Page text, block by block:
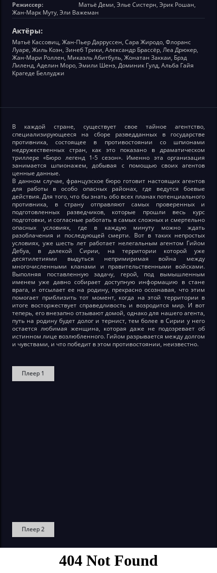
Режиссер:
Матьё Деми, Элье Систерн, Эрик Рошан,
Жан-Марк Муту, Эли Важеман
Актёры:
Матьё Кассовиц, Жан-Пьер Дарруссен, Сара Жиродо, Флоранс
Луаре, Жиль Коэн, Зинеб Трики, Александр Брассёр, Леа Дрюкер,
Жан-Мари Роллен, Микаэль Абитбуль, Жонатан Заккаи, Брэд
Лиленд, Аделин Моро, Эмили Шенэ, Доминик Гулд, Альба Гайя
Крагеде Беллуджи
В каждой стране, существует свое тайное агентство,
специализирующееся на сборе разведданных в государстве
противника, состоящее в противостоянии со шпионами
недружественных стран, как это показано в драматическом
триллере «Бюро легенд 1-5 сезон». Именно эта организация
занимается шпионажем, добывая с помощью своих агентов
ценные данные.
В данном случае, французское бюро готовит настоящих агентов
для работы в особо опасных районах, где ведутся боевые
действия. Для того, что бы знать обо всех планах потенциального
противника, в страну отправляют самых проверенных и
подготовленных разведчиков, которые прошли весь курс
подготовки, и согласные работать в самых сложных и смертельно
опасных условиях, где в каждую минуту можно ждать
разоблачения и последующей смерти. Вот в таких непростых
условиях, уже шесть лет работает нелегальным агентом Гийом
Дебуа, в далекой Сирии, на территории которой уже
десятилетиями выдуться непримиримая война между
многочисленными кланами и правительственными войсками.
Выполняя поставленную задачу, герой, под вымышленным
именем уже давно собирает доступную информацию в стане
врага, и отсылает ее на родину, прекрасно осознавая, что этим
помогает приблизить тот момент, когда на этой территории в
итоге восторжествует справедливость и возродится мир. И вот
теперь, его внезапно отзывают домой, однако для нашего агента,
путь на родину будет долог и тернист, тем более в Сирии у него
остается любимая женщина, которая даже не подозревает об
истинном лице возлюбленного. Гийом разрывается между долгом
и чувствами, и что победит в этом противостоянии, неизвестно.
Плеер 1
Плеер 2